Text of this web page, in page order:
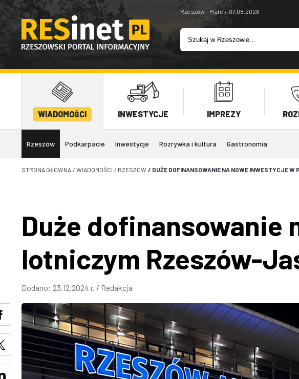
Rzeszów - Piątek, 07.08.2026
WIADOMOŚCI INWESTYCJE IMPREZY
Rzeszów Podkarpacie Inwestycje Rozrywka i kultura Gastronomia
STRONA GŁÓWNA / WIADOMOŚCI / RZESZÓW / DUŻE DOFINANSOWANIE NA NOWE INWESTYCJE
Duże dofinansowanie
lotniczym Rzeszów-
Dodano: 23.12.2024 r. / Redakcja